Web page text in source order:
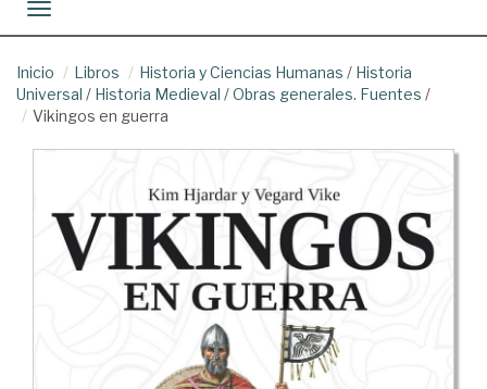
Toggle navigation
Inicio Libros Historia y Ciencias Humanas / Historia
Universal / Historia Medieval /Obras generales. Fuentes /
Vikingos en guerra